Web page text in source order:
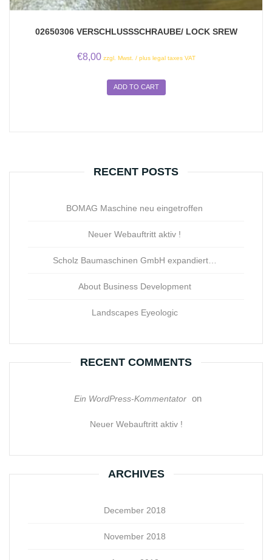
02650306 VERSCHLUSSSCHRAUBE/ LOCK SREW
€8,00 zzgl. Mwst. / plus legal taxes VAT
ADD TO CART
RECENT POSTS
BOMAG Maschine neu eingetroffen
Neuer Webauftritt aktiv !
Scholz Baumaschinen GmbH expandiert…
About Business Development
Landscapes Eyeologic
RECENT COMMENTS
Ein WordPress-Kommentator on
Neuer Webauftritt aktiv !
ARCHIVES
December 2018
November 2018